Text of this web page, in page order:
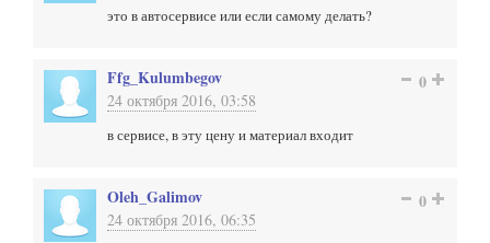
это в автосервисе или если самому делать?
Ffg_Kulumbegov
24 октября 2016, 03:58
0
в сервисе, в эту цену и материал входит
Oleh_Galimov
24 октября 2016, 06:35
0